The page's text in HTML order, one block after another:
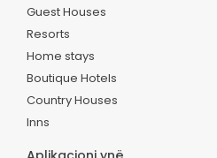
Guest Houses
Resorts
Home stays
Boutique Hotels
Country Houses
Inns